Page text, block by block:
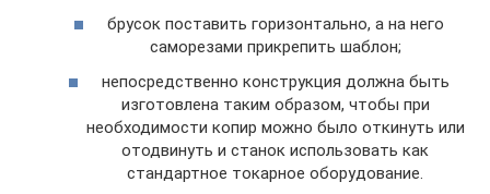
брусок поставить горизонтально, а на него
саморезами прикрепить шаблон;
непосредственно конструкция должна быть
изготовлена таким образом, чтобы при
необходимости копир можно было откинуть или
отодвинуть и станок использовать как
стандартное токарное оборудование.